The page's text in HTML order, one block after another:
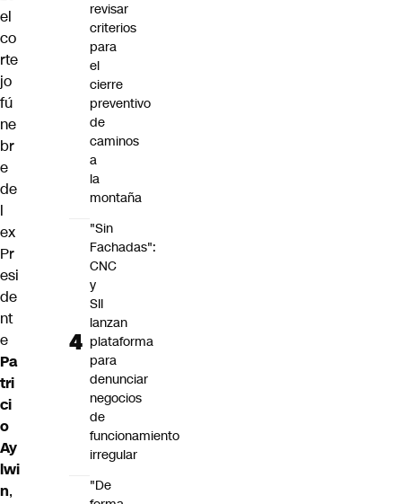
el
co
rte
jo
fú
ne
br
e
de
l
ex
Pr
esi
de
nt
e
Pa
tri
ci
o
Ay
lwi
n,
revisar
criterios
para
el
cierre
preventivo
de
caminos
a
la
montaña
"Sin
Fachadas":
CNC
y
SII
lanzan
plataforma
para
denunciar
negocios
de
funcionamiento
irregular
"De